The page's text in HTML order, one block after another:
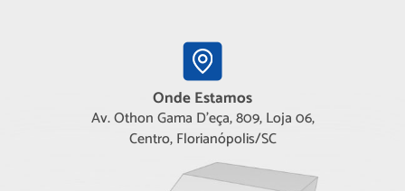
Onde Estamos
Av. Othon Gama D'eça, 809, Loja 06,
Centro, Florianópolis/SC